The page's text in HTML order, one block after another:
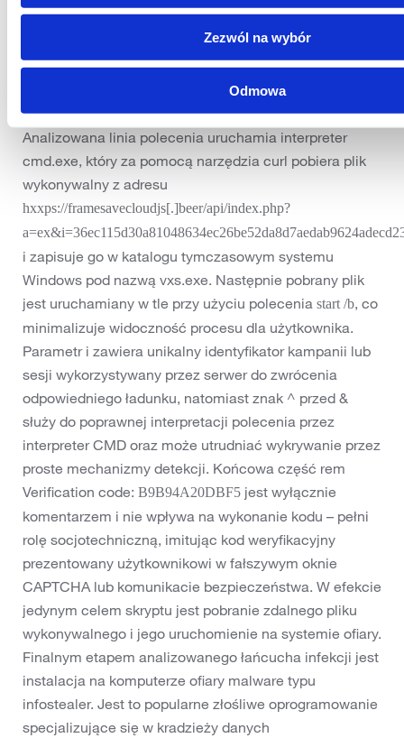
Zezwól na wybór
Odmowa
poleceniem systemowym.
W przeciwieństwie do klasycznych exploitów atak nie
wykorzystuje podatności w systemie operacyjnym.
Zamiast tego wykorzystuje zaufanie użytkownika oraz
jego aktywny udział w procesie infekcji.
Analizowana linia polecenia uruchamia interpreter
cmd.exe, który za pomocą narzędzia curl pobiera plik
wykonywalny z adresu
hxxps://framesavecloudjs[.]beer/api/index.php?
i zapisuje go w katalogu tymczasowym systemu
Windows pod nazwą vxs.exe. Następnie pobrany plik
jest uruchamiany w tle przy użyciu polecenia start /b, co
minimalizuje widoczność procesu dla użytkownika.
Parametr i zawiera unikalny identyfikator kampanii lub
sesji wykorzystywany przez serwer do zwrócenia
odpowiedniego ładunku, natomiast znak ^ przed &
służy do poprawnej interpretacji polecenia przez
interpreter CMD oraz może utrudniać wykrywanie przez
proste mechanizmy detekcji. Końcowa część rem
Verification code: B9B94A20DBF5 jest wyłącznie
komentarzem i nie wpływa na wykonanie kodu – pełni
rolę socjotechniczną, imitując kod weryfikacyjny
prezentowany użytkownikowi w fałszywym oknie
CAPTCHA lub komunikacie bezpieczeństwa. W efekcie
jedynym celem skryptu jest pobranie zdalnego pliku
wykonywalnego i jego uruchomienie na systemie ofiary.
Finalnym etapem analizowanego łańcucha infekcji jest
instalacja na komputerze ofiary malware typu
infostealer. Jest to popularne złośliwe oprogramowanie
specjalizujące się w kradzieży danych